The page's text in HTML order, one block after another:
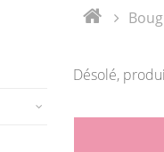
Désolé,